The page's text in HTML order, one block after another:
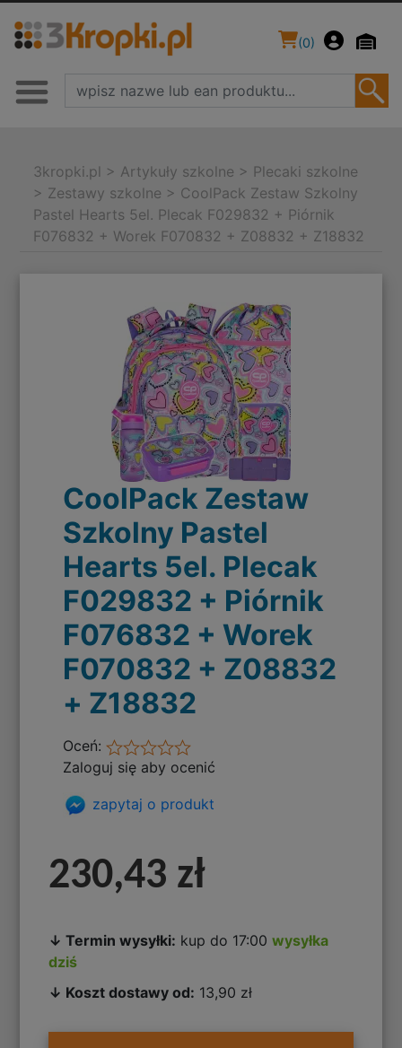
(0)
3kropki.pl > Artykuły szkolne > Plecaki szkolne
> Zestawy szkolne > CoolPack Zestaw Szkolny
Pastel Hearts 5el. Plecak F029832 + Piórnik
F076832 + Worek F070832 + Z08832 + Z18832
CoolPack Zestaw
Szkolny Pastel
Hearts 5el. Plecak
F029832 + Piórnik
F076832 + Worek
F070832 + Z08832
+ Z18832
Oceń:
Zaloguj się aby ocenić
zapytaj o produkt
230,43 zł
↓ Termin wysyłki: kup do 17:00wysyłka
dziś
↓ Koszt dostawy od: 13,90 zł